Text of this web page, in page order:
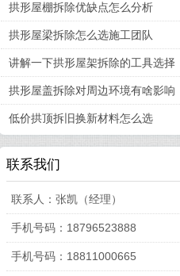
拱形屋棚拆除优缺点怎么分析
拱形屋梁拆除怎么选施工团队
讲解一下拱形屋架拆除的工具选择
拱形屋盖拆除对周边环境有啥影响
低价拱顶拆旧换新材料怎么选
联系我们
联系人：张凯（经理）
手机号码：18796523888
手机号码：18811000665